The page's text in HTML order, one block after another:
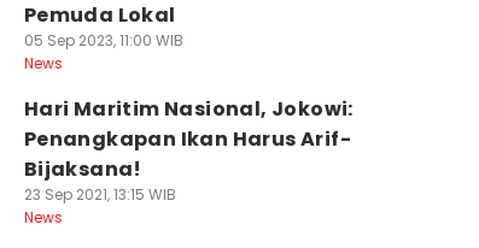
Pemuda Lokal
05 Sep 2023, 11:00 WIB
News
Hari Maritim Nasional, Jokowi:
Penangkapan Ikan Harus Arif-
Bijaksana!
23 Sep 2021, 13:15 WIB
News